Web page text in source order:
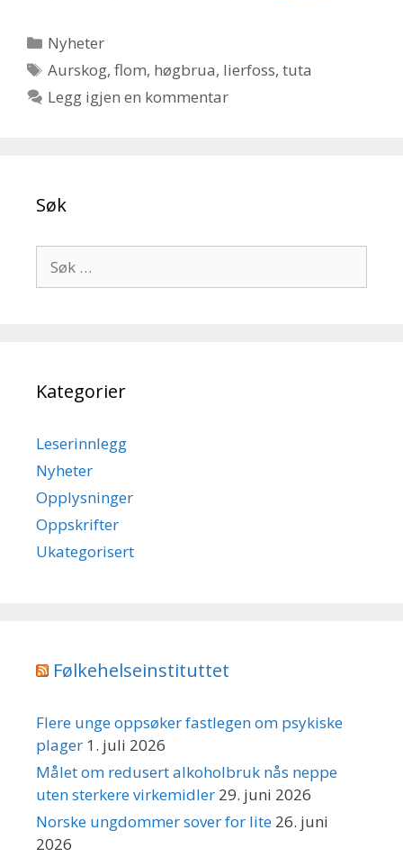
Kategorier
Nyheter
Stikkord
Aurskog,flom, høgbrua, lierfoss,tuta
Legg igjen en kommentar
Søk
etter:
Kategorier
Leserinnlegg
Nyheter
Opplysninger
Oppskrifter
Ukategorisert
Følkehelseinstituttet
Flere unge oppsøker fastlegen om psykiske
plager 1. juli 2026
Målet om redusert alkoholbruk nås neppe
uten sterkere virkemidler 29. juni 2026
Norske ungdommer sover for lite 26. juni
2026